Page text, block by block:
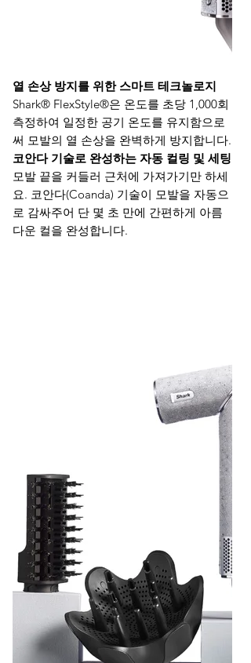
열 손상 방지를 위한 스마트 테크놀로지
Shark® FlexStyle®은 온도를 초당 1,000회
측정하여 일정한 공기 온도를 유지함으로
써 모발의 열 손상을 완벽하게 방지합니다.
코안다 기술로 완성하는 자동 컬링 및 세팅
모발 끝을 커들러 근처에 가져가기만 하세
요. 코안다(Coanda) 기술이 모발을 자동으
로 감싸주어 단 몇 초 만에 간편하게 아름
다운 컬을 완성합니다.